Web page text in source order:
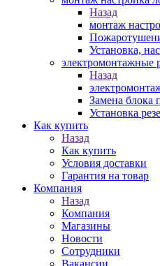
Назад
монтаж
Установка,
электромонтажные
Назад
Замена
Установка
Как купить
Назад
Как купить
Условия доставки
Гарантия на товар
Компания
Назад
Компания
Магазины
Новости
Сотрудники
Вакансии